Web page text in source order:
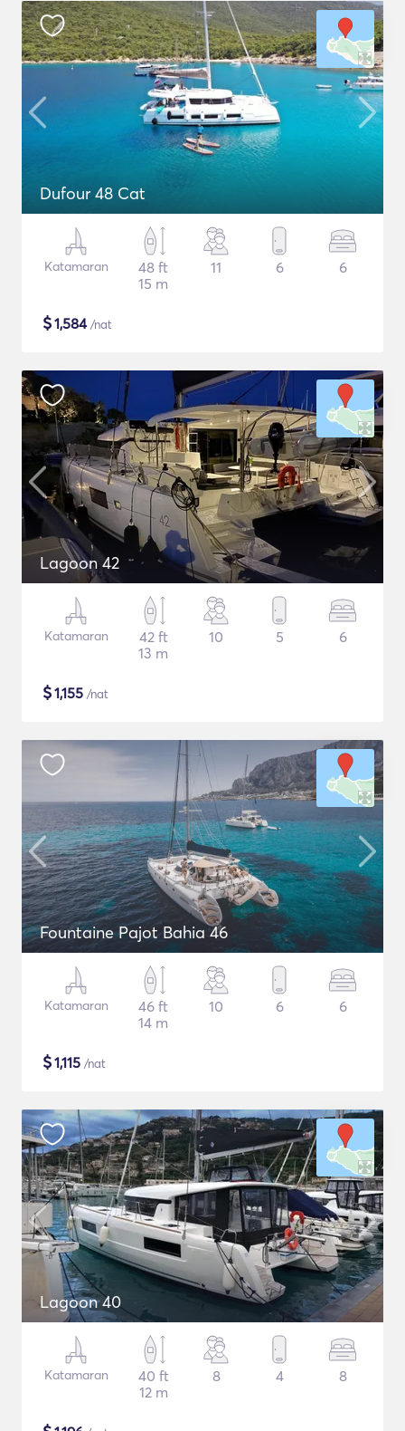
Dufour 48 Cat
Katamaran
48 ft
15 m
11 6 6
$1,584/nat
Lagoon 42
Katamaran
42 ft
13 m
10 5 6
$1,155 /nat
Fountaine Pajot Bahia 46
Katamaran
46 ft
14 m
10 6 6
$1,115 /nat
Lagoon 40
Katamaran
40 ft
12 m
8 4 8